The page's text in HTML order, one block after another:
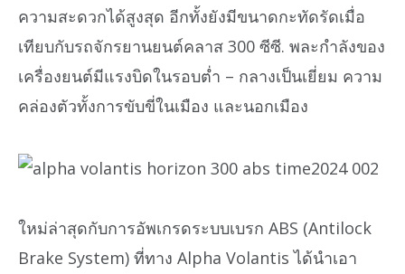
ความสะดวกได้สูงสุด อีกทั้งยังมีขนาดกะทัดรัดเมื่อ
เทียบกับรถจักรยานยนต์คลาส 300 ซีซี. พละกำลังของ
เครื่องยนต์มีแรงบิดในรอบต่ำ – กลางเป็นเยี่ยม ความ
คล่องตัวทั้งการขับขี่ในเมือง และนอกเมือง
ใหม่ล่าสุดกับการอัพเกรดระบบเบรก ABS (Antilock
Brake System) ที่ทาง Alpha Volantis ได้นำเอา